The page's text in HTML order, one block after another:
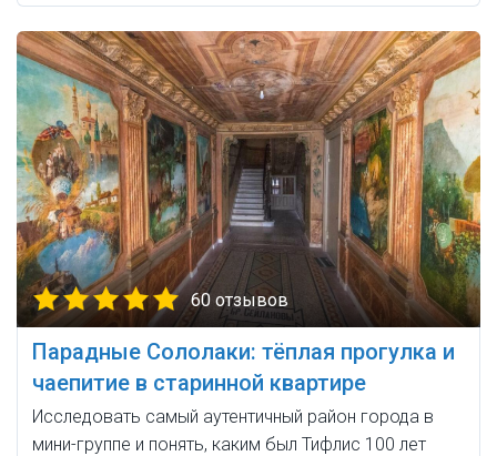
60 отзывов
Парадные Сололаки: тёплая прогулка и
чаепитие в старинной квартире
Исследовать самый аутентичный район города в
мини-группе и понять, каким был Тифлис 100 лет